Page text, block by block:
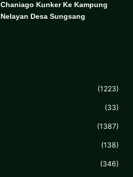
Chaniago Kunker Ke Kampung
Nelayan Desa Sungsang
(1223)
(33)
(1387)
(138)
(346)